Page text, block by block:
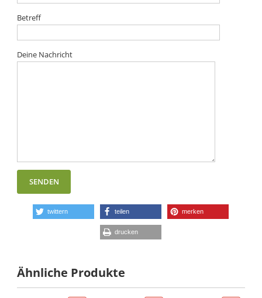
Betreff
Deine Nachricht
twittern teilen merken
drucken
Ähnliche Produkte